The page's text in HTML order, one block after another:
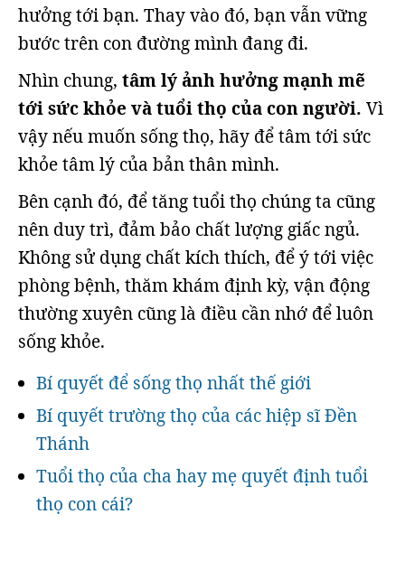
hưởng tới bạn. Thay vào đó, bạn vẫn vững
bước trên con đường mình đang đi.
Nhìn chung, tâm lý ảnh hưởng mạnh mẽ
tới sức khỏe và tuổi thọ của con người. Vì
vậy nếu muốn sống thọ, hãy để tâm tới sức
khỏe tâm lý của bản thân mình.
Bên cạnh đó, để tăng tuổi thọ chúng ta cũng
nên duy trì, đảm bảo chất lượng giấc ngủ.
Không sử dụng chất kích thích, để ý tới việc
phòng bệnh, thăm khám định kỳ, vận động
thường xuyên cũng là điều cần nhớ để luôn
sống khỏe.
Bí quyết để sống thọ nhất thế giới
Bí quyết trường thọ của các hiệp sĩ Đền
Thánh
Tuổi thọ của cha hay mẹ quyết định tuổi
thọ con cái?